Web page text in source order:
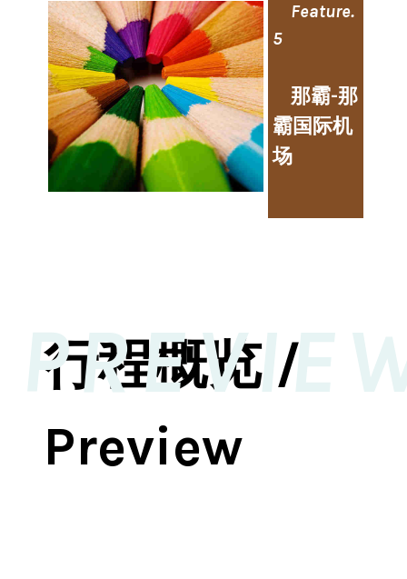
Feature.
5
那霸-那
霸国际机
场
行程概览 /
Preview